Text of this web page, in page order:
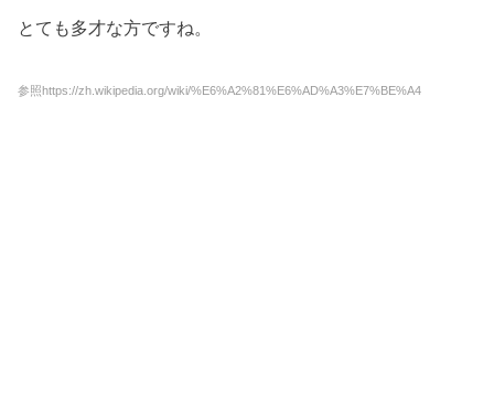
とても多才な方ですね。
参照https://zh.wikipedia.org/wiki/%E6%A2%81%E6%AD%A3%E7%BE%A4